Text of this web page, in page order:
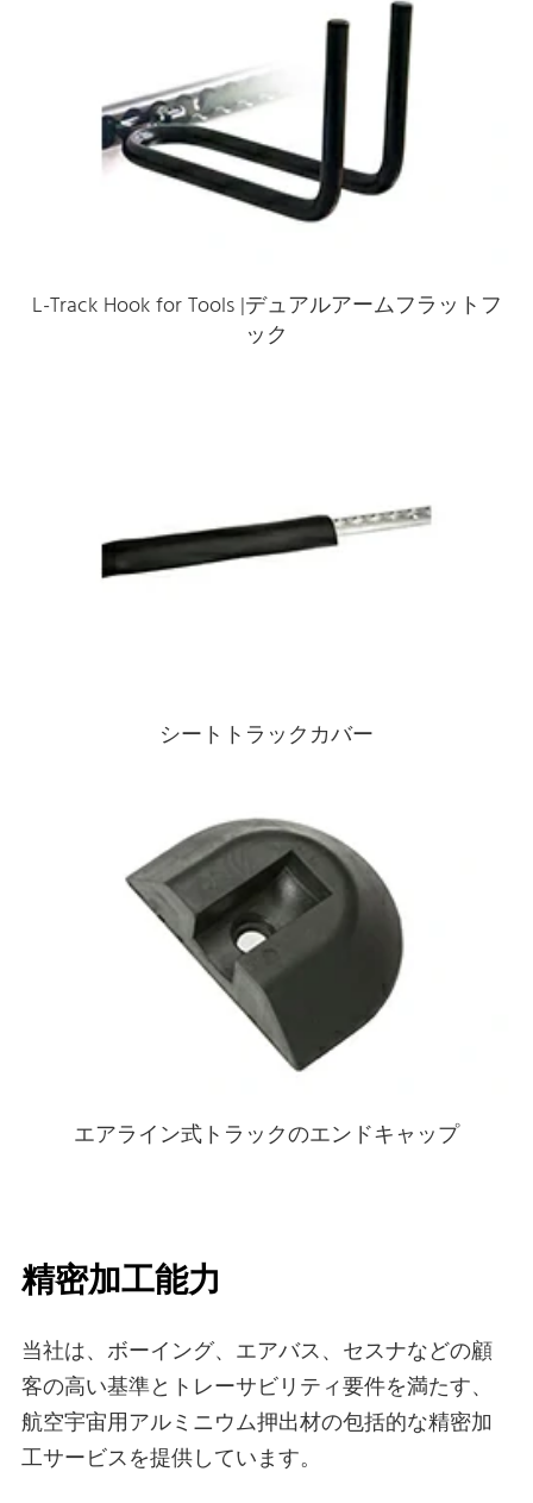
L-Track Hook for Tools |デュアルアームフラットフ
ック
シートトラックカバー
エアライン式トラックのエンドキャップ
精密加工能力
当社は、ボーイング、エアバス、セスナなどの顧
客の高い基準とトレーサビリティ要件を満たす、
航空宇宙用アルミニウム押出材の包括的な精密加
工サービスを提供しています。